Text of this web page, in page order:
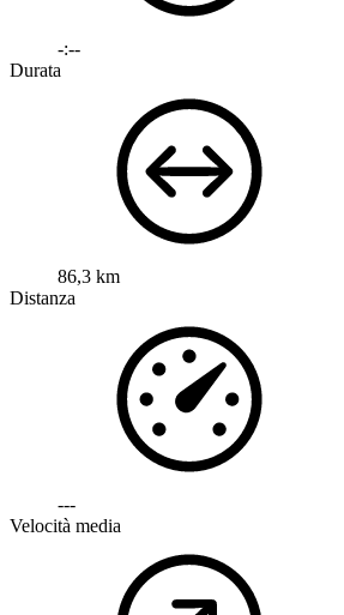
-:--
Durata
86,3 km
Distanza
---
Velocità media